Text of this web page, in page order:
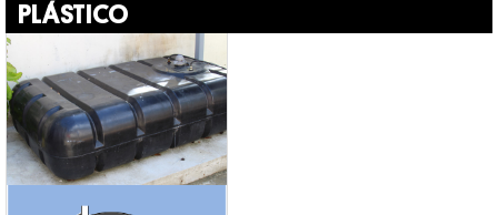
PLÁSTICO